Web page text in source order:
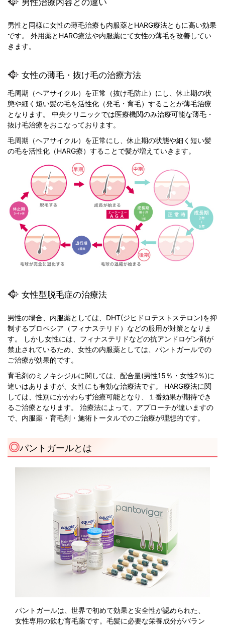
男性治療内容との違い
男性と同様に女性の薄毛治療も内服薬とHARG療法ともに高い効果
です。 外用薬とHARG療法や内服薬にて女性の薄毛を改善してい
きます。
女性の薄毛・抜け毛の治療方法
毛周期（ヘアサイクル）を正常（抜け毛防止）にし、休止期の状
態や細く短い髪の毛を活性化（発毛・育毛）することが薄毛治療
となります。 中央クリニックでは医療機関のみ治療可能な薄毛・
抜け毛治療をおこなっております。
毛周期（ヘアサイクル）を正常にし、休止期の状態や細く短い髪
の毛を活性化（HARG療）することで髪が増えていきます。
女性型脱毛症の治療法
男性の場合、内服薬としては、DHT(ジヒドロテストステロン)を抑
制するプロペシア（フィナステリド）などの服用が対策となりま
す。 しかし女性には、フィナステリドなどの抗アンドロゲン剤が
禁止されているため、女性の内服薬としては、パントガールでの
ご治療が効果的です。
育毛剤のミノキシジルに関しては、配合量(男性15％・女性2％)に
違いはありますが、女性にも有効な治療法です。 HARG療法に関
しては、性別にかかわらず治療可能となり、１番効果が期待でき
るご治療となります。 治療法によって、アプローチが違いますの
で、内服薬・育毛剤・施術トータルでのご治療が理想的です。
パントガールとは
パントガールは、世界で初めて効果と安全性が認められた、
女性専用の飲む育毛薬です。毛髪に必要な栄養成分がバラン